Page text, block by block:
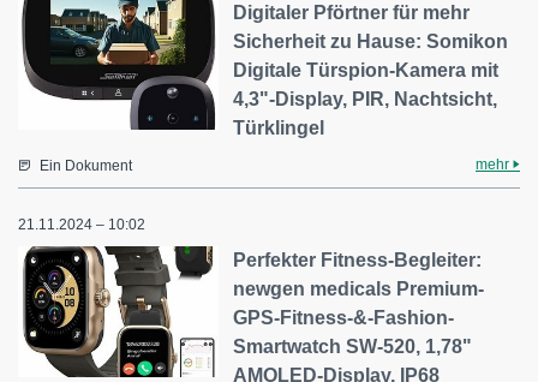
Digitaler Pförtner für mehr
Sicherheit zu Hause: Somikon
Digitale Türspion-Kamera mit
4,3"-Display, PIR, Nachtsicht,
Türklingel
Ein Dokument mehr
21.11.2024 – 10:02
Perfekter Fitness-Begleiter:
newgen medicals Premium-
GPS-Fitness-&-Fashion-
Smartwatch SW-520, 1,78"
AMOLED-Display, IP68